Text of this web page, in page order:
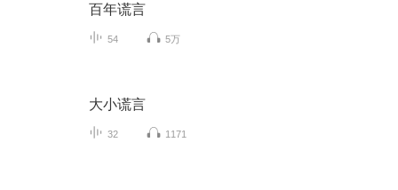
百年谎言
54 5万
大小谎言
32 1171